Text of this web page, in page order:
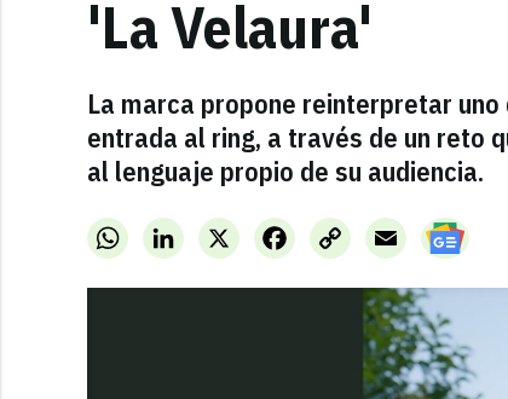
'La Velaura'
La marca propone reinterpretar
entrada al ring, a través de un reto
al lenguaje propio de su audiencia.
WhatsAppLinkedInX FacebookCopy
Link
Email